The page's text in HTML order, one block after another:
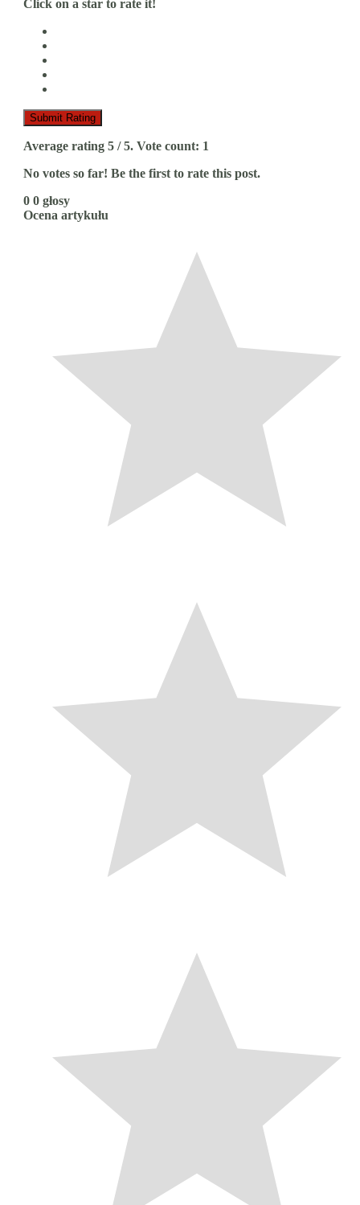
Click on a star to rate it!
Submit Rating
Average rating 5 / 5. Vote count: 1
No votes so far! Be the first to rate this post.
0 0 głosy
Ocena artykułu